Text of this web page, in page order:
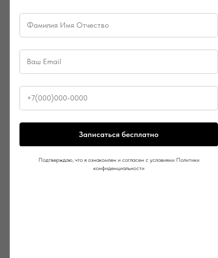
Записаться бесплатно
Подтверждаю, что я ознакомлен и согласен с условиями Политики
конфиденциальности